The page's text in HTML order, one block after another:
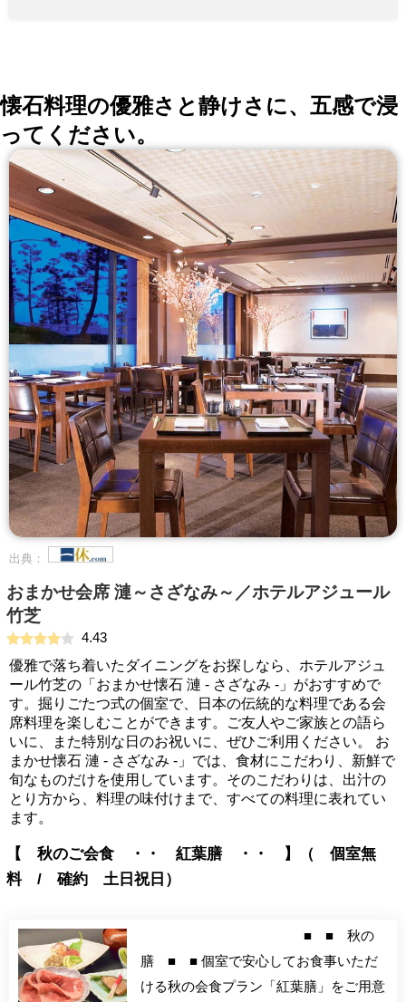
懐石料理の優雅さと静けさに、五感で浸
ってください。
出典：
おまかせ会席 漣～さざなみ～／ホテルアジュール
竹芝
4.43
優雅で落ち着いたダイニングをお探しなら、ホテルアジュ
ール竹芝の「おまかせ懐石 漣 - さざなみ -」がおすすめで
す。掘りごたつ式の個室で、日本の伝統的な料理である会
席料理を楽しむことができます。ご友人やご家族との語ら
いに、また特別な日のお祝いに、ぜひご利用ください。 お
まかせ懐石 漣 - さざなみ -」では、食材にこだわり、新鮮で
旬なものだけを使用しています。そのこだわりは、出汁の
とり方から、料理の味付けまで、すべての料理に表れてい
ます。
【 秋のご会食 ・・ 紅葉膳 ・・ 】（ 個室無
料 / 確約 土日祝日）
■ ■ 秋の
膳 ■ ■ 個室で安心してお食事いただ
ける秋の会食プラン「紅葉膳」をご用意